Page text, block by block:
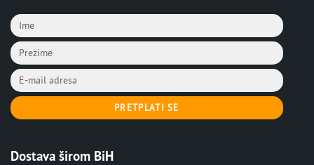
PRETPLATI SE
Dostava širom BiH